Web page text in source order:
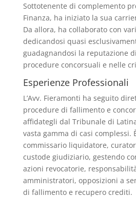
Sottotenente di complemento
Finanza, ha iniziato la sua
Da allora, ha collaborato con
dedicandosi quasi
guadagnandosi la reputazione
procedure concorsuali e nelle
Esperienze Professionali
L’Avv. Fieramonti ha seguito
procedure di fallimento e
affidategli dal Tribunale di
vasta gamma di casi complessi.
commissario liquidatore,
custode giudiziario, gestendo
azioni revocatorie,
amministratori, opposizioni a
di fallimento e recupero crediti.